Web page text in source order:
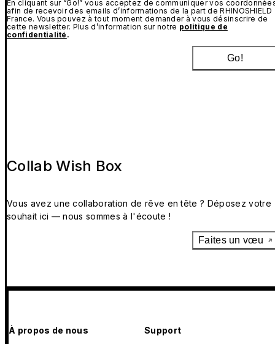
En cliquant sur “Go!” vous acceptez de communiquer vos
afin de recevoir des emails d’informations de la part de RHINOSHIELD
France. Vous pouvez à tout moment demander à vous désinscrire de
cette newsletter. Plus d’information sur notre politique de
confidentialité .
Go!
Collab Wish Box
Vous avez une collaboration de rêve en tête ? Déposez votre
souhait ici — nous sommes à l'écoute !
Faites un vœu
À propos de nous Support